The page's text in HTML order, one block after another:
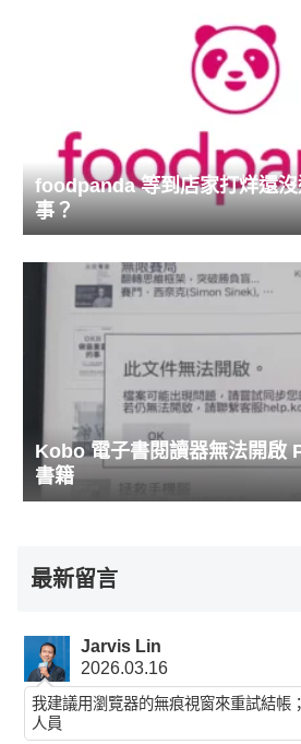
foodpanda 等到店家打烊還
事？
Kobo 電子書閱讀器無法開啟
書籍
最新留言
Jarvis Lin
2026.03.16
我建議用瀏覽器的無痕視窗來重試結帳
人員